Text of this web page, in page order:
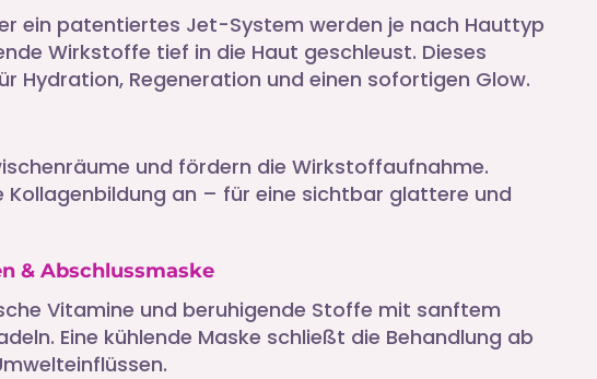
ein patentiertes Jet-System werden je nach Hauttyp
Wirkstoffe tief in die Haut geschleust. Dieses
Hydration, Regeneration und einen sofortigen Glow.
und fördern die Wirkstoffaufnahme.
Kollagenbildung an – für eine sichtbar glattere und
& Abschlussmaske
Vitamine und beruhigende Stoffe mit sanftem
Eine kühlende Maske schließt die Behandlung ab